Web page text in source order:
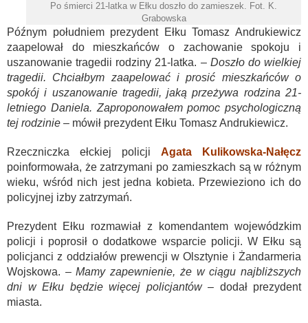
Po śmierci 21-latka w Ełku doszło do zamieszek. Fot. K.
Grabowska
Późnym południem prezydent Ełku Tomasz Andrukiewicz
zaapelował do mieszkańców o zachowanie spokoju i
uszanowanie tragedii rodziny 21-latka. – Doszło do wielkiej
tragedii. Chciałbym zaapelować i prosić mieszkańców o
spokój i uszanowanie tragedii, jaką przeżywa rodzina 21-
letniego Daniela. Zaproponowałem pomoc psychologiczną
tej rodzinie – mówił prezydent Ełku Tomasz Andrukiewicz.
Rzeczniczka ełckiej policji Agata Kulikowska-Nałęcz
poinformowała, że zatrzymani po zamieszkach są w różnym
wieku, wśród nich jest jedna kobieta. Przewieziono ich do
policyjnej izby zatrzymań.
Prezydent Ełku rozmawiał z komendantem wojewódzkim
policji i poprosił o dodatkowe wsparcie policji. W Ełku są
policjanci z oddziałów prewencji w Olsztynie i Żandarmeria
Wojskowa. –Mamy zapewnienie, że w ciągu najbliższych
dni w Ełku będzie więcej policjantów– dodał prezydent
miasta.